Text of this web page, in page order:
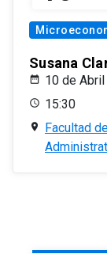
Susana
10 de
15:30
Facultad